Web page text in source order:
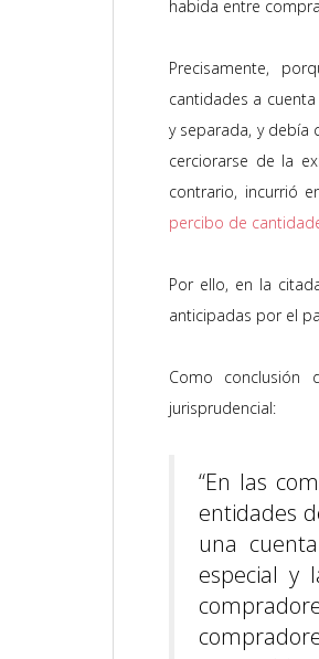
habida entre
Precisamente,
cantidades a
y separada, y debía
cerciorarse de la
contrario, incurrió
percibo de
Por ello, en la
anticipadas por el
Como conclusión
jurisprudencial:
“En las
entidades
una
especial y